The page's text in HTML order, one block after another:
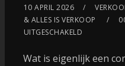
10 APRIL 2026
& ALLES IS VERKOOP
UITGESCHAKELD
Wat is eigenlijk een